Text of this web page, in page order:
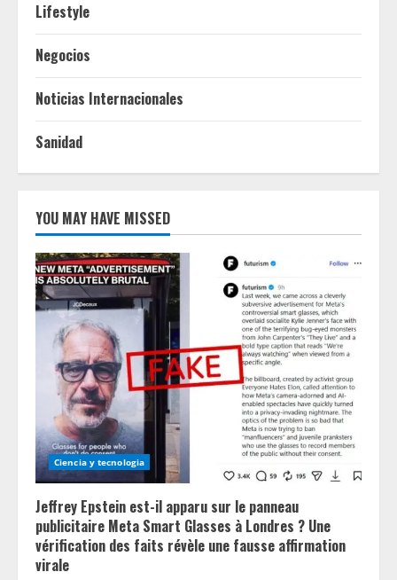
Lifestyle
Negocios
Noticias Internacionales
Sanidad
YOU MAY HAVE MISSED
Ciencia y tecnologia
Jeffrey Epstein est-il apparu sur le panneau
publicitaire Meta Smart Glasses à Londres ? Une
vérification des faits révèle une fausse affirmation
virale